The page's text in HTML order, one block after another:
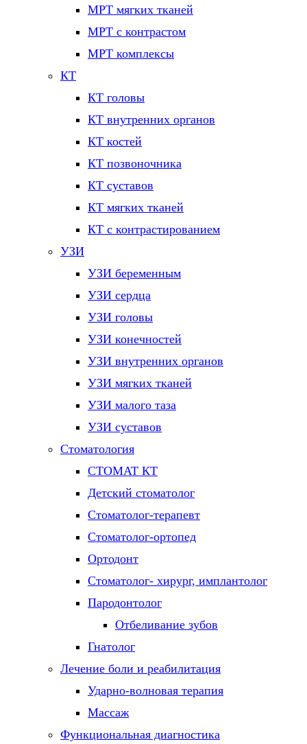
МРТ мягких тканей
МРТ с контрастом
МРТ комплексы
КТ
КТ головы
КТ внутренних органов
КТ костей
КТ позвоночника
КТ суставов
КТ мягких тканей
КТ с контрастированием
УЗИ
УЗИ беременным
УЗИ сердца
УЗИ головы
УЗИ конечностей
УЗИ внутренних органов
УЗИ мягких тканей
УЗИ малого таза
УЗИ суставов
Стоматология
СТОМАТ КТ
Детский стоматолог
Стоматолог-терапевт
Стоматолог-ортопед
Ортодонт
Стоматолог- хирург, имплантолог
Пародонтолог
Отбеливание зубов
Гнатолог
Лечение боли и реабилитация
Ударно-волновая терапия
Массаж
Функциональная диагностика